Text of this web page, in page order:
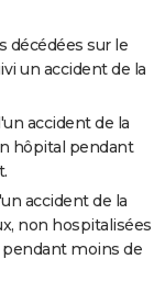
décédées sur le
un accident de la
accident de la
hôpital pendant
accident de la
non hospitalisées
moins de